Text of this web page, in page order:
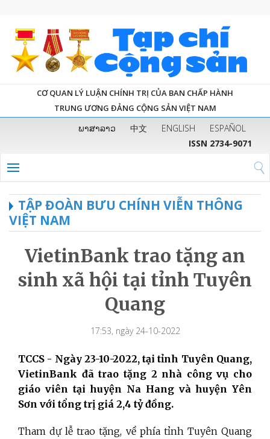
CƠ QUAN LÝ LUẬN CHÍNH TRỊ CỦA BAN CHẤP HÀNH
TRUNG ƯƠNG ĐẢNG CỘNG SẢN VIỆT NAM
ພາສາລາວ 中文 ENGLISH
ESPAÑOL
ISSN 2734-9071
TẬP ĐOÀN BƯU CHÍNH VIỄN THÔNG
VIỆT NAM
VietinBank trao tặng an
sinh xã hội tại tỉnh Tuyên
Quang
17:53, ngày 24-10-2022
TCCS - Ngày 23-10-2022, tại tỉnh Tuyên Quang,
VietinBank đã trao tặng 2 nhà công vụ cho
giáo viên tại huyện Na Hang và huyện Yên
Sơn với tổng trị giá 2,4 tỷ đồng.
Tham dự lễ trao tặng, về phía tỉnh Tuyên Quang